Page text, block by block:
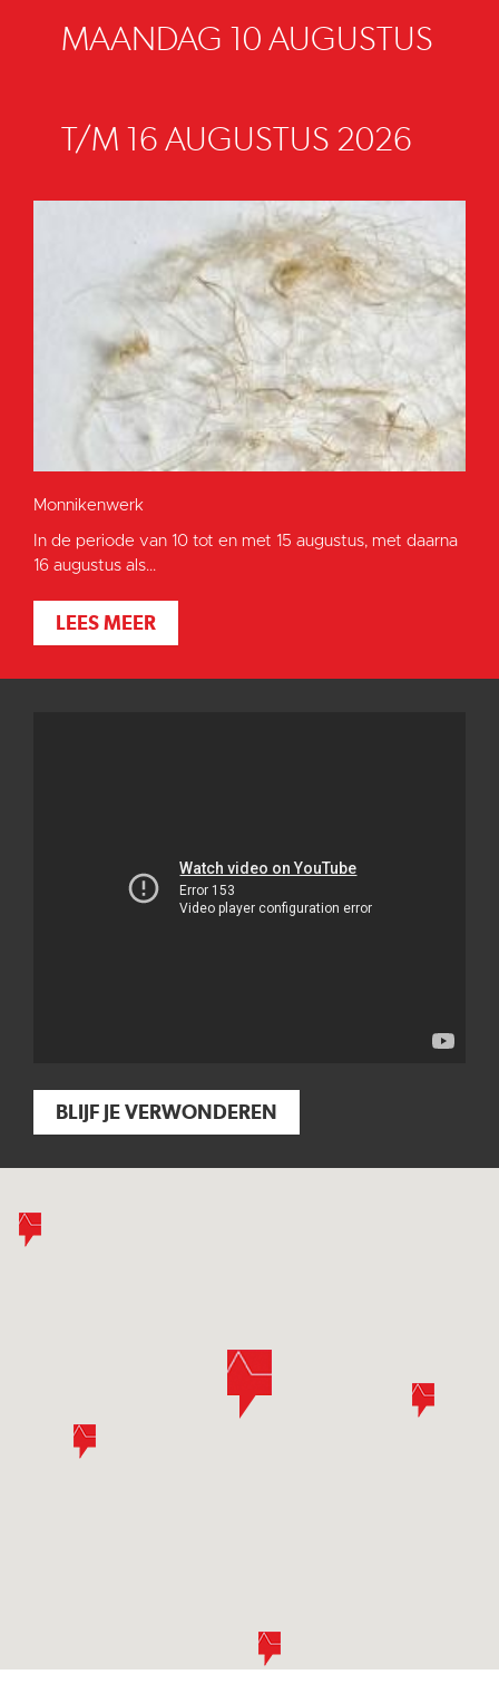
MAANDAG 10 AUGUSTUS
T/M 16 AUGUSTUS 2026
Monnikenwerk
In de periode van 10 tot en met 15 augustus, met daarna
16 augustus als...
LEES MEER
BLIJF JE VERWONDEREN